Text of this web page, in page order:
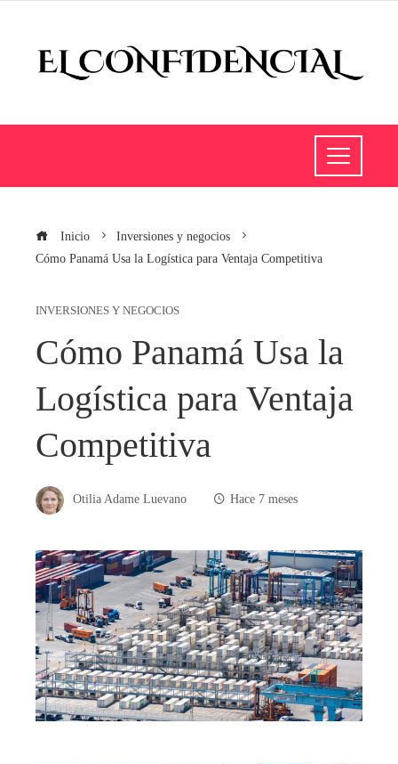
Inicio
Inversiones y negocios
Cómo Panamá Usa la Logística para Ventaja Competitiva
INVERSIONES Y NEGOCIOS
Cómo Panamá Usa la
Logística para Ventaja
Competitiva
Otilia Adame Luevano Hace 7 meses